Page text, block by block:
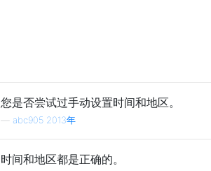
您是否尝试过手动设置时间和地区。
abc905 2013年
时间和地区都是正确的。